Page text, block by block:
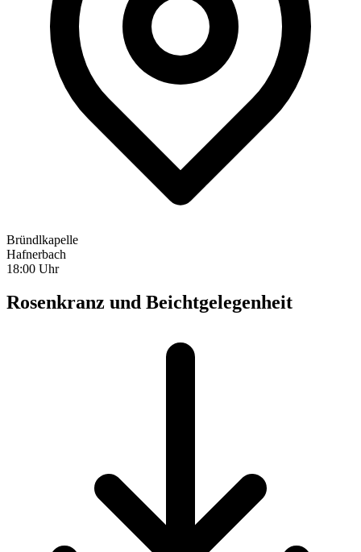
Bründlkapelle
Hafnerbach
18:00 Uhr
Rosenkranz und Beichtgelegenheit